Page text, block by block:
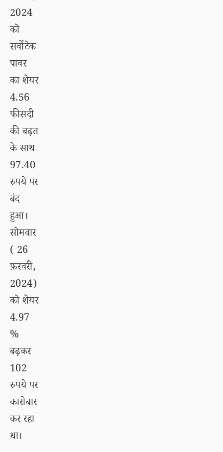
2024
को
सर्वोटेक
पावर
का शेयर
4.56
फीसदी
की बढ़त
के साथ
97.40
रुपये पर
बंद
हुआ।
सोमवार
( 26
फ़रवरी,
2024)
को शेयर
4.97
%
बढ़कर
102
रुपये पर
कारोबार
कर रहा
था।